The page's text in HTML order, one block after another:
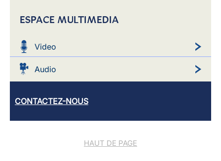
ESPACE MULTIMEDIA
Video
Audio
CONTACTEZ-NOUS
HAUT DE PAGE